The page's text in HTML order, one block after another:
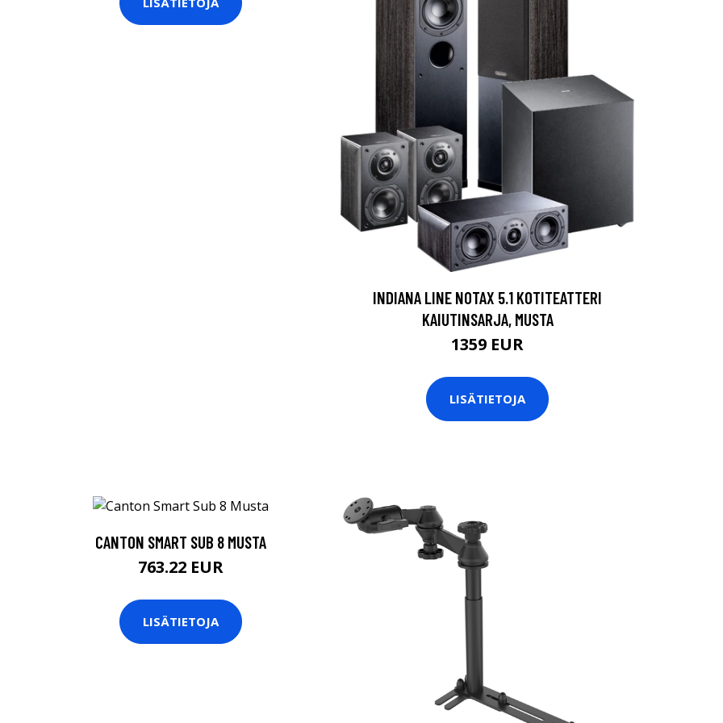
INDIANA LINE NOTAX 5.1 KOTITEATTERI
KAIUTINSARJA, MUSTA
1359 EUR
LISÄTIETOJA
CANTON SMART SUB 8 MUSTA
763.22 EUR
LISÄTIETOJA